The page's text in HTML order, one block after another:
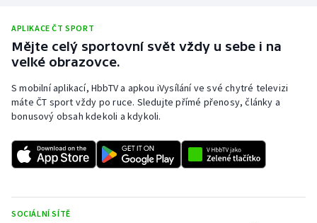
Triatlon
Veslování
Vodní slalom
Volejbal
Ostatní
APLIKACE ČT SPORT
Mějte celý sportovní svět vždy u sebe i na
velké obrazovce.
S mobilní aplikací, HbbTV a apkou iVysílání ve své chytré televizi
máte ČT sport vždy po ruce. Sledujte přímé přenosy, články a
bonusový obsah kdekoli a kdykoli.
SOCIÁLNÍ SÍTĚ